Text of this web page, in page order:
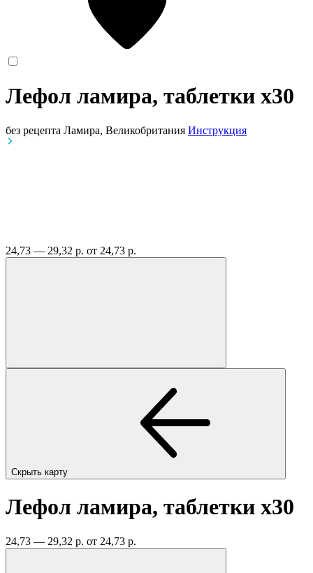
Лефол ламира, таблетки x30
без рецепта Ламира, Великобритания Инструкция
24,73 — 29,32 р. от 24,73 р.
Скрыть карту
Лефол ламира, таблетки x30
24,73 — 29,32 р. от 24,73 р.